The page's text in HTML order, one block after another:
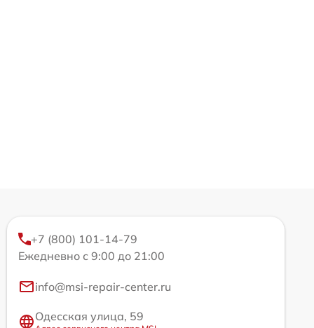
+7 (800) 101-14-79
Ежедневно с 9:00 до 21:00
info@msi-repair-center.ru
Одесская улица, 59